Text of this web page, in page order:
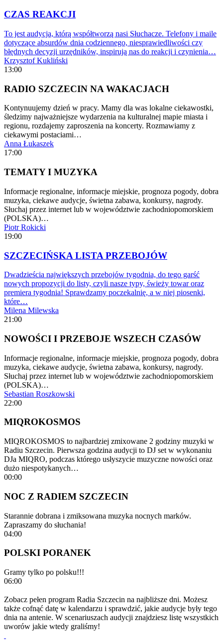
CZAS REAKCJI
To jest audycja, którą współtworzą nasi Słuchacze. Telefony i maile
dotyczące absurdów dnia codziennego, niesprawiedliwości czy
błędnych decyzji urzędników, inspirują nas do reakcji i czynienia…
Krzysztof Kukliński
13:00
RADIO SZCZECIN NA WAKACJACH
Kontynuujemy dzień w pracy. Mamy dla was lokalne ciekawostki,
śledzimy najważniejsze wydarzenia na kulturalnej mapie miasta i
regionu, rozdajemy zaproszenia na koncerty. Rozmawiamy z
ciekawymi postaciami…
Anna Łukaszek
17:00
TEMATY I MUZYKA
Informacje regionalne, informacje miejskie, prognoza pogody, dobra
muzyka, ciekawe audycje, świetna zabawa, konkursy, nagrody.
Słuchaj przez internet lub w województwie zachodniopomorskiem
(POLSKA)…
Piotr Rokicki
19:00
SZCZECIŃSKA LISTA PRZEBOJÓW
Dwadzieścia największych przebojów tygodnia, do tego garść
nowych propozycji do listy, czyli nasze typy, świeży towar oraz
premiera tygodnia! Sprawdzamy poczekalnię, a w niej piosenki,
które…
Milena Milewska
21:00
NOWOŚCI I PRZEBOJE WSZECH CZASÓW
Informacje regionalne, informacje miejskie, prognoza pogody, dobra
muzyka, ciekawe audycje, świetna zabawa, konkursy, nagrody.
Słuchaj przez internet lub w województwie zachodniopomorskiem
(POLSKA)…
Sebastian Roszkowski
22:00
MIQROKOSMOS
MIQROKOSMOS to najbardziej zmixowane 2 godziny muzyki w
Radiu Szczecin. Pierwsza godzina audycji to DJ set w wykonaniu
DJa MIQRO, podczas którego usłyszycie muzyczne nowości oraz
dużo niespotykanych…
00:00
NOC Z RADIEM SZCZECIN
Starannie dobrana i zmiksowana muzyka nocnych marków.
Zapraszamy do słuchania!
04:00
POLSKI PORANEK
Gramy tylko po polsku!!!
06:00
Zobacz pełen program Radia Szczecin na najbliższe dni. Możesz
także cofnąć datę w kalendarzu i sprawdzić, jakie audycje były tego
dnia na antenie. W scenariuszach audycji znajdziesz listę wszystkich
uworów jakie wtedy graliśmy!